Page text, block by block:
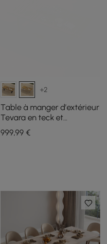
+2
Table à manger d’extérieur
Tevara en teck et
aluminium sable, 6 à 8
personnes
999,99€